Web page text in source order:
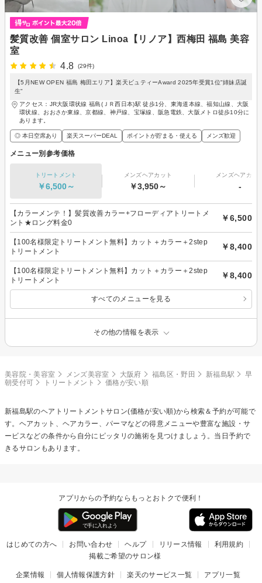
髪質改善 個室サロン Linoa【リノア】西梅田 福島 美容
室
4.8
(29件)
【5月NEW OPEN 福島 梅田エリア】楽天ビュティーAward 2025年受賞1位"姉妹店誕
生"
アクセス：JR大阪環状線 福島(ＪＲ西日本)駅 徒歩1分、東海道本線、福知山線、大阪
環状線、おおさか東線、京都線、神戸線、宝塚線、阪急電鉄、大阪メトロ徒歩10分に
あります。
◎ 本日空席あり 楽天スーパーDEAL ポイントが貯まる・使える メンズ歓迎
メニュー別参考価格
トリートメント
￥6,500～
メンズヘアカット
￥3,950～
メンズヘアカラ
-
【カラーメンテ！】髪質改善カラー+フローディアトリートメ
ント★ロング料金0
￥6,500
【100名様限定トリートメント無料】カット＋カラー＋2step
トリートメント
￥8,400
【100名様限定トリートメント無料】カット＋カラー＋2step
トリートメント
￥8,400
すべてのメニューを見る
その他の情報を表示
美容院・美容室 メンズ美容室 大阪府 福島区・野田 新福島駅
早
朝受付可
トリートメント 価格が安い順
新福島駅のヘアトリートメントサロン(価格が安い順)から検索＆予約が可能で
す。ヘアカット、ヘアカラー、パーマなどの得意メニューや豊富な施設・サ
ービスなどの条件から自分にピッタリの施術を見つけましょう。当日予約で
きるサロンもあります。
アプリからの予約ならもっとおトクで便利！
はじめての方へ お問い合わせ ヘルプ リリース情報
利用規約
掲載ご希望のサロン様
企業情報 個人情報保護方針 楽天のサービス一覧 アプリ一覧